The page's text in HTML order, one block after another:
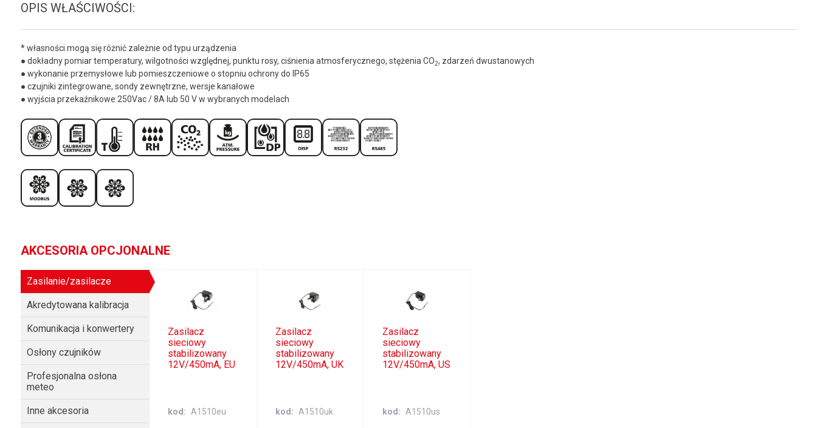
OPIS WŁAŚCIWOŚCI:
* własności mogą się różnić zależnie od typu urządzenia
● dokładny pomiar temperatury, wilgotności względnej, punktu rosy, ciśnienia atmosferycznego, stężenia CO2, zdarzeń dwustanowych
● wykonanie przemysłowe lub pomieszczeniowe o stopniu ochrony do IP65
● czujniki zintegrowane, sondy zewnętrzne, wersje kanałowe
● wyjścia przekaźnikowe 250Vac / 8A lub 50 V w wybranych modelach
AKCESORIA OPCJONALNE
Zasilanie/zasilacze
Akredytowana kalibracja
Komunikacja i konwertery
Osłony czujników
Profesjonalna osłona
meteo
Inne akcesoria
Zasilacz
sieciowy
stabilizowany
12V/450mA, EU
kod A1510eu
Zasilacz
sieciowy
stabilizowany
12V/450mA, UK
kod A1510uk
Zasilacz
sieciowy
stabilizowany
12V/450mA, US
kod A1510us